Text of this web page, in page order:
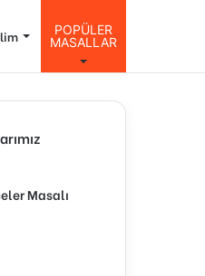
POPÜLER
MASALLAR
Masalı